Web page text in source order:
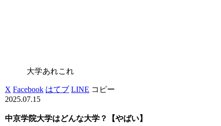
大学あれこれ
X Facebook はてブ LINE コピー
2025.07.15
中京学院大学はどんな大学？【やばい】